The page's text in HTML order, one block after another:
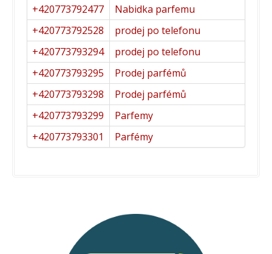
+420773792477
Nabidka parfemu
+420773792528
prodej po telefonu
+420773793294
prodej po telefonu
+420773793295
Prodej parfémů
+420773793298
Prodej parfémů
+420773793299
Parfemy
+420773793301
Parfémy